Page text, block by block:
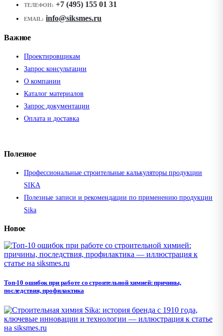
ТЕЛЕФОН: +7 (495) 155 01 31
EMAIL: info@siksmes.ru
Важное
Проектировщикам
Запрос консультации
О компании
Каталог материалов
Запрос документации
Оплата и доставка
Полезное
Профессиональные строительные калькуляторы продукции
SIKA
Полезные записи и рекомендации по применению продукции
Sika
Новое
Топ-10 ошибок при работе со строительной химией: причины,
последствия, профилактика